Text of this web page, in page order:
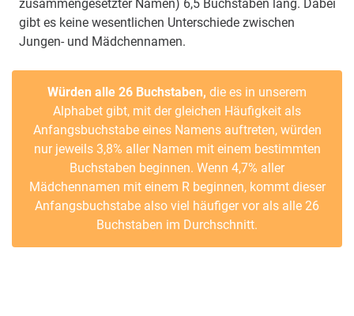
zusammengesetzter Namen) 6,5 Buchstaben lang. Dabei
gibt es keine wesentlichen Unterschiede zwischen
Jungen- und Mädchennamen.
Würden alle 26 Buchstaben, die es in unserem
Alphabet gibt, mit der gleichen Häufigkeit als
Anfangsbuchstabe eines Namens auftreten, würden
nur jeweils 3,8% aller Namen mit einem bestimmten
Buchstaben beginnen. Wenn 4,7% aller
Mädchennamen mit einem R beginnen, kommt dieser
Anfangsbuchstabe also viel häufiger vor als alle 26
Buchstaben im Durchschnitt.